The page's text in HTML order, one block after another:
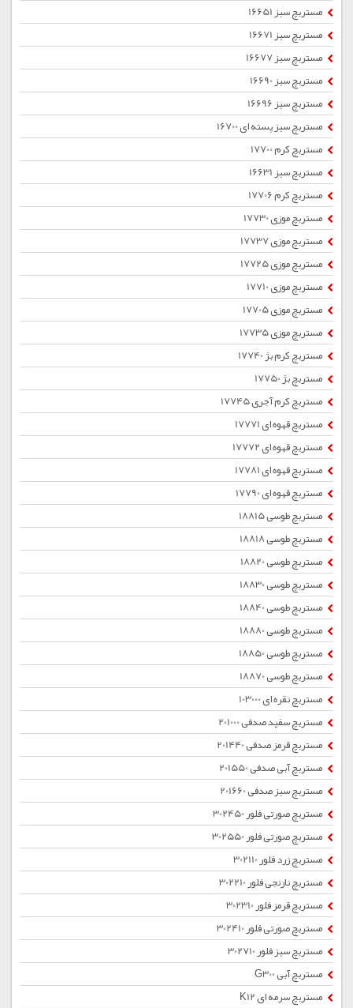
مستربچ سبز 16651
مستربچ سبز 16671
مستربچ سبز 16677
مستربچ سبز 16690
مستربچ سبز 16696
مستربچ سبز پسته ای 16700
مستربچ کرم 17700
مستربچ سبز 16631
مستربچ کرم 17706
مستربچ موزی 17730
مستربچ موزی 17737
مستربچ موزی 17725
مستربچ موزی 17710
مستربچ موزی 17705
مستربچ موزی 17735
مستربچ کرم بژ 17740
مستربچ بژ 17750
مستربچ کرم آجری 17745
مستربچ قهوه ای 17771
مستربچ قهوه ای 17772
مستربچ قهوه ای 17781
مستربچ قهوه ای 17790
مستربچ طوسی 18815
مستربچ طوسی 18818
مستربچ طوسی 18820
مستربچ طوسی 18830
مستربچ طوسی 18840
مستربچ طوسی 18880
مستربچ طوسی 18850
مستربچ طوسی 18870
مستربچ نقره ای 103000
مستربچ سفید صدفی 201000
مستربچ قرمز صدفی 201440
مستربچ آبی صدفی 201550
مستربچ سبز صدفی 201660
مستربچ صورتی فلور 302450
مستربچ صورتی فلور 302550
مستربچ زرد فلور 302110
مستربچ نارنجی فلور 302210
مستربچ قرمز فلور 302310
مستربچ صورتی فلور 302410
مستربچ سبز فلور 302710
مستربچ آبی G300
مستربچ سرمه ای K12